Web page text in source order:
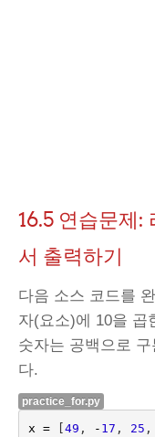
16.5 연습문제:
서 출력하기
다음 소스 코드를
자(요소)에 10을 곱
숫자는 공백으로
다.
practice_for.py
x = [49 , - 17 , 25 ,